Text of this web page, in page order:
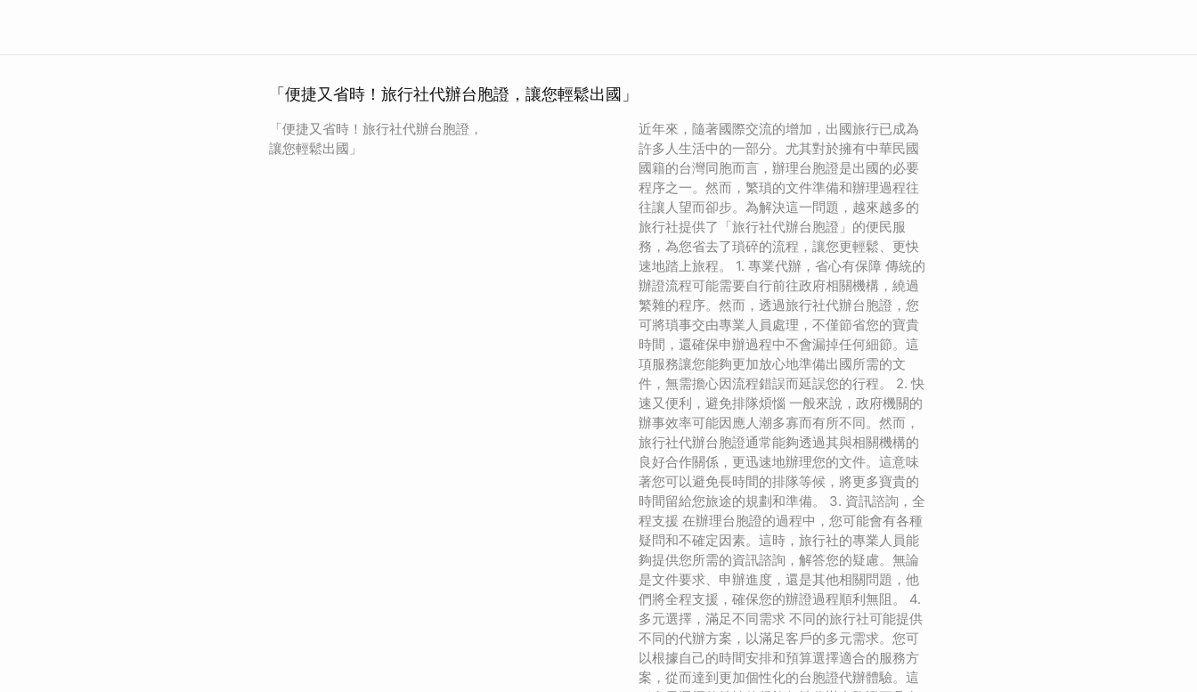
「便捷又省時！旅行社代辦台胞證，讓您輕鬆出國」
「便捷又省時！旅行社代辦台胞證，
讓您輕鬆出國」
近年來，隨著國際交流的增加，出國旅行已成為
許多人生活中的一部分。尤其對於擁有中華民國
國籍的台灣同胞而言，辦理台胞證是出國的必要
程序之一。然而，繁瑣的文件準備和辦理過程往
往讓人望而卻步。為解決這一問題，越來越多的
旅行社提供了「旅行社代辦台胞證」的便民服
務，為您省去了瑣碎的流程，讓您更輕鬆、更快
速地踏上旅程。 1. 專業代辦，省心有保障 傳統的
辦證流程可能需要自行前往政府相關機構，繞過
繁雜的程序。然而，透過旅行社代辦台胞證，您
可將瑣事交由專業人員處理，不僅節省您的寶貴
時間，還確保申辦過程中不會漏掉任何細節。這
項服務讓您能夠更加放心地準備出國所需的文
件，無需擔心因流程錯誤而延誤您的行程。 2. 快
速又便利，避免排隊煩惱 一般來說，政府機關的
辦事效率可能因應人潮多寡而有所不同。然而，
旅行社代辦台胞證通常能夠透過其與相關機構的
良好合作關係，更迅速地辦理您的文件。這意味
著您可以避免長時間的排隊等候，將更多寶貴的
時間留給您旅途的規劃和準備。 3. 資訊諮詢，全
程支援 在辦理台胞證的過程中，您可能會有各種
疑問和不確定因素。這時，旅行社的專業人員能
夠提供您所需的資訊諮詢，解答您的疑慮。無論
是文件要求、申辦進度，還是其他相關問題，他
們將全程支援，確保您的辦證過程順利無阻。 4.
多元選擇，滿足不同需求 不同的旅行社可能提供
不同的代辦方案，以滿足客戶的多元需求。您可
以根據自己的時間安排和預算選擇適合的服務方
案，從而達到更加個性化的台胞證代辦體驗。這